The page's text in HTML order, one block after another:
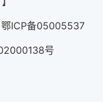
ICP备05005537
号